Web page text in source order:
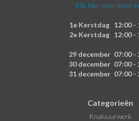
Klik hier voor meer
1e Kerstdag 12:00 -
2e Kerstdag 12:00 -
29 december 07:00 -
30 december 07:00 -
31 december 07:00 -
Categorieën
Knalvuurwerk